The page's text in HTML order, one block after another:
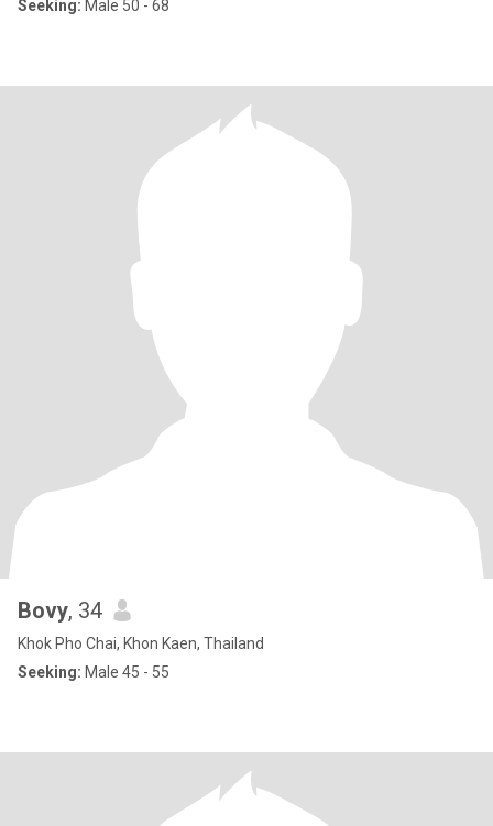
Seeking: Male 50 - 68
Bovy, 34
Khok Pho Chai, Khon Kaen, Thailand
Seeking: Male 45 - 55